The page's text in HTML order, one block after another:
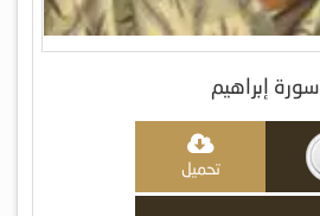
سورة إبراهيم
تحميل